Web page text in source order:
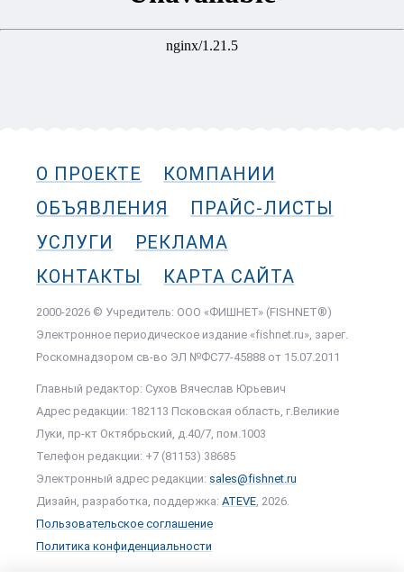
О ПРОЕКТЕ
КОМПАНИИ
ОБЪЯВЛЕНИЯ
ПРАЙС-ЛИСТЫ
УСЛУГИ
РЕКЛАМА
КОНТАКТЫ
КАРТА САЙТА
2000-2026 © Учредитель: ООО «ФИШНЕТ» (FISHNET®)
Электронное периодическое издание «fishnet.ru», зарег.
Роскомнадзором cв-во ЭЛ №ФС77-45888 от 15.07.2011
Главный редактор: Сухов Вячеслав Юрьевич
Адрес редакции: 182113 Псковская область, г.Великие
Луки, пр-кт Октябрьский, д.40/7, пом.1003
Телефон редакции: +7 (81153) 38685
Электронный адрес редакции: sales@fishnet.ru
Дизайн, разработка, поддержка: ATEVE , 2026.
Пользовательское соглашение
Политика конфиденциальности